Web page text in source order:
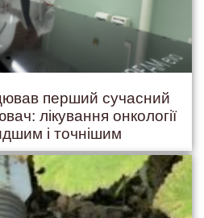
перший сучасний
лікування онкології
і точнішим